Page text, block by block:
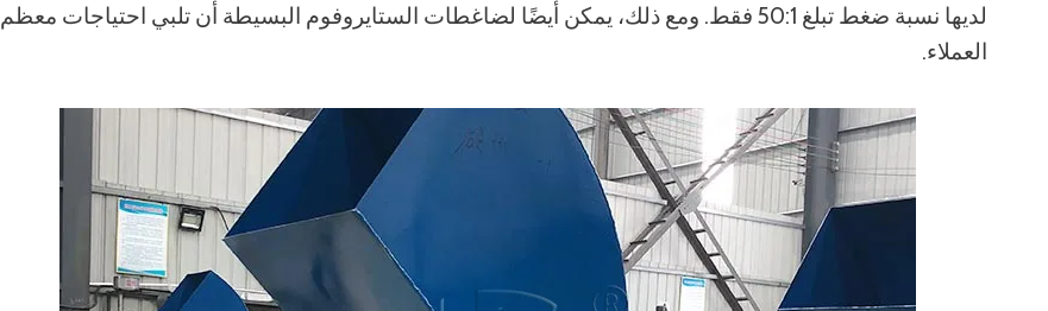
لديها نسبة ضغط تبلغ 50:1 فقط. ومع ذلك، يمكن أيضًا لضاغطات الستايروفوم البسيطة أن تلبي احتياجات معظم
العملاء.